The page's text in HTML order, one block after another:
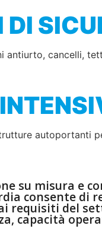
DI
antiurto, cancelli,
autoportanti
su misura e
consente di
requisiti del
capacità